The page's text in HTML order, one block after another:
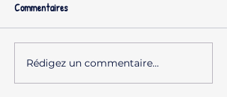
Commentaires
Rédigez un commentaire...